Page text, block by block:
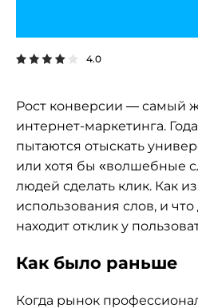
4.0
Рост конверсии — самый
интернет-маркетинга.
пытаются отыскать
или хотя бы «волшебные
людей сделать клик. Как
использования слов, и
находит отклик у
Как было раньше
Когда рынок